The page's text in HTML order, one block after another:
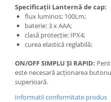
Ingrasaminte plante - FLORI -
Casa, Gradina
Accesorii agricole
Accesorii gard electric
Accesorii irigat
Araci/ Suporti plante
Candele / Rezerve / Lumanari
Specificații Lanternă de cap:
flux luminos: 100Lm;
baterie: 3 x AAA;
clasă protecție: IPX4;
curea elastică reglabilă;
ON/OFF SIMPLU ȘI RAPID:
este necesară acționarea
superioară.
Informatii conformitate produs